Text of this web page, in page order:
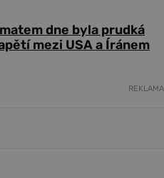
dne byla prudká
mezi USA a Íránem
REKLAMA